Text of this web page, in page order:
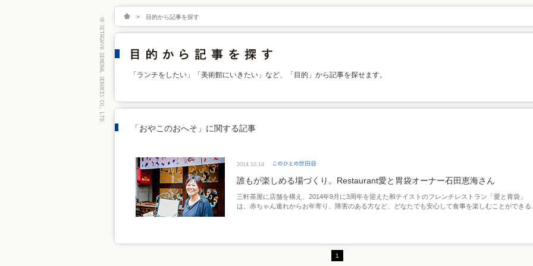
> 目的から記事を探す
「ランチをしたい」「美術館にいきたい」など、「目的」から記事を探せます。
「おやこのおへそ」に関する記事
2014.10.14
誰もが楽しめる場づくり。Restaurant愛と胃袋オーナー石田恵海さん
三軒茶屋に店舗を構え、2014年9月に3周年を迎えた和テイストのフレンチレストラン「愛と胃袋」
は、赤ちゃん連れからお年寄り、障害のある方など、どなたでも安心して食事を楽しむことができる
1